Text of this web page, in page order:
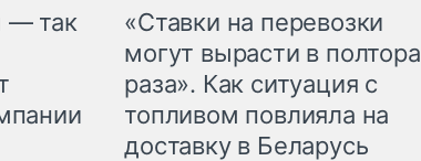
— так
«Ставки на перевозки
могут вырасти в полтора
раза». Как ситуация с
топливом повлияла на
доставку в Беларусь